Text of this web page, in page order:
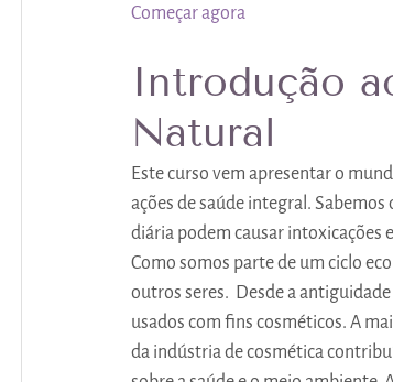
Começar agora
Introdução
Natural
Este curso vem apresentar o
ações de saúde integral.
diária podem causar intoxicações
Como somos parte de um ciclo
outros seres.  Desde a
usados com fins cosméticos. A
da indústria de cosmética